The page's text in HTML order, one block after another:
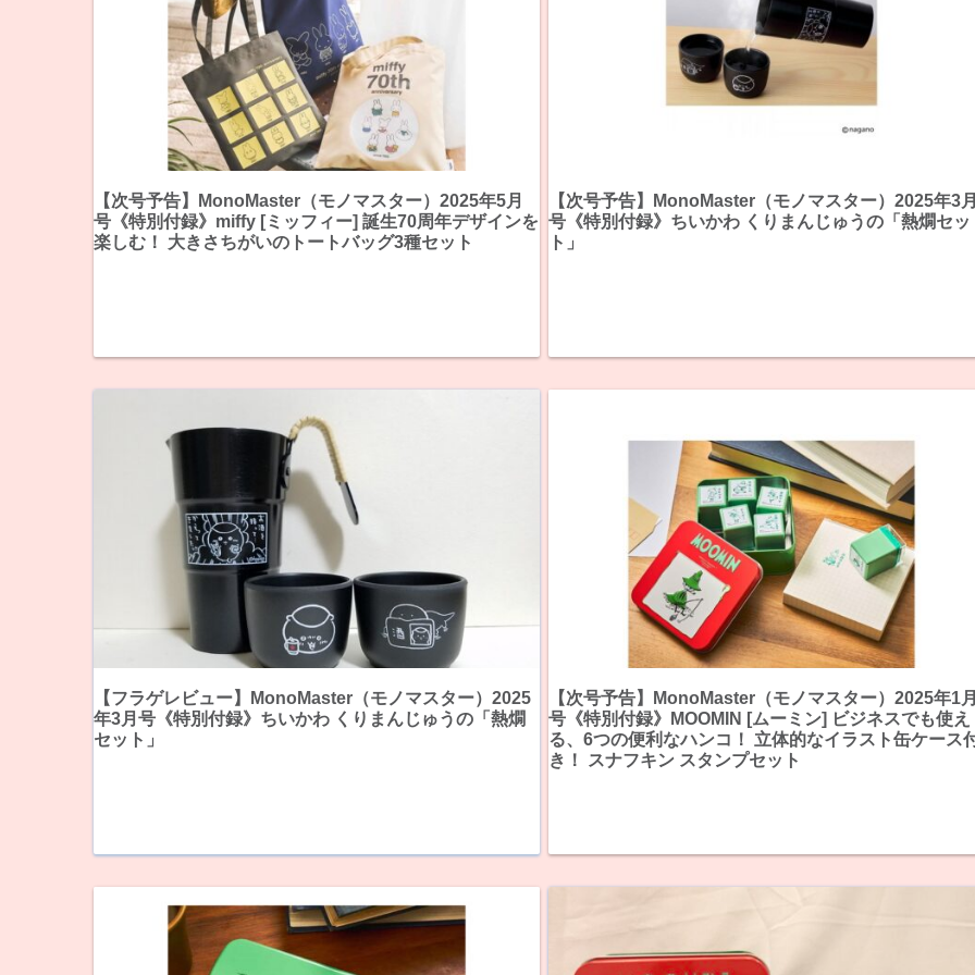
【次号予告】MonoMaster（モノマスター）2025年5月
号《特別付録》miffy [ミッフィー] 誕生70周年デザインを
楽しむ！ 大きさちがいのトートバッグ3種セット
【次号予告】MonoMaster（モノマスター）2025年3
号《特別付録》ちいかわ くりまんじゅうの「熱燗セッ
ト」
【フラゲレビュー】MonoMaster（モノマスター）2025
年3月号《特別付録》ちいかわ くりまんじゅうの「熱燗
セット」
【次号予告】MonoMaster（モノマスター）2025年1
号《特別付録》MOOMIN [ムーミン] ビジネスでも使え
る、6つの便利なハンコ！ 立体的なイラスト缶ケース
き！ スナフキン スタンプセット